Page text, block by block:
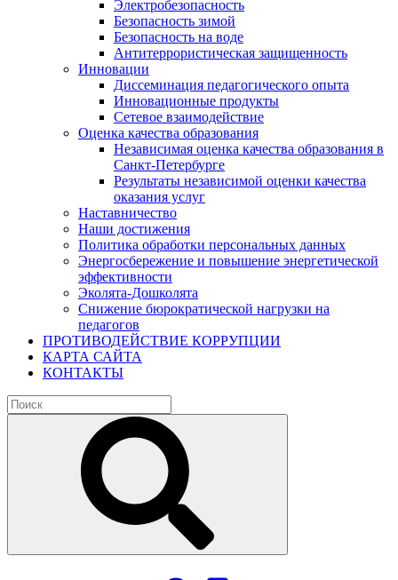
Электробезопасность
Безопасность зимой
Безопасность на воде
Антитеррористическая защищенность
Инновации
Диссеминация педагогического опыта
Инновационные продукты
Сетевое взаимодействие
Оценка качества образования
Независимая оценка качества образования в
Санкт-Петербурге
Результаты независимой оценки качества
оказания услуг
Наставничество
Наши достижения
Политика обработки персональных данных
Энергосбережение и повышение энергетической
эффективности
Эколята-Дошколята
Снижение бюрократической нагрузки на
педагогов
ПРОТИВОДЕЙСТВИЕ КОРРУПЦИИ
КАРТА САЙТА
КОНТАКТЫ